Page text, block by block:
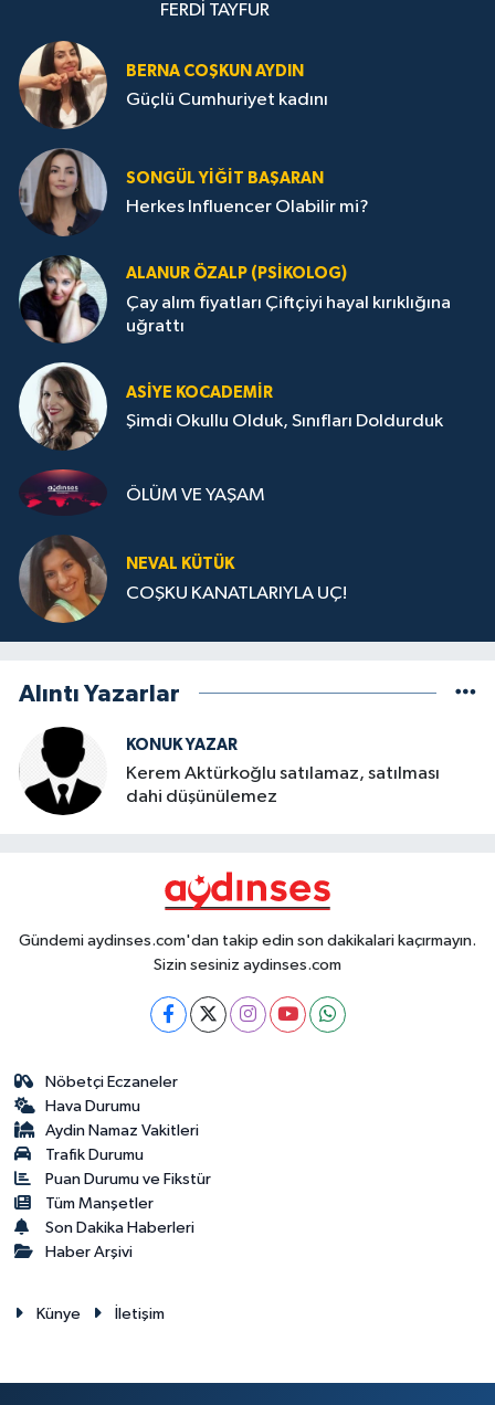
FERDİ TAYFUR
BERNA COŞKUN AYDIN
Güçlü Cumhuriyet kadını
SONGÜL YIĞIT BAŞARAN
Herkes Influencer Olabilir mi?
ALANUR ÖZALP (PSIKOLOG)
Çay alım fiyatları Çiftçiyi hayal kırıklığına
uğrattı
ASIYE KOCADEMİR
Şimdi Okullu Olduk, Sınıfları Doldurduk
ÖLÜM VE YAŞAM
NEVAL KÜTÜK
COŞKU KANATLARIYLA UÇ!
Alıntı Yazarlar
KONUK YAZAR
Kerem Aktürkoğlu satılamaz, satılması
dahi düşünülemez
Gündemi aydinses.com'dan takip edin son dakikalari kaçırmayın.
Sizin sesiniz aydinses.com
Nöbetçi Eczaneler
Hava Durumu
Aydin Namaz Vakitleri
Trafik Durumu
Puan Durumu ve Fikstür
Tüm Manşetler
Son Dakika Haberleri
Haber Arşivi
Künye İletişim